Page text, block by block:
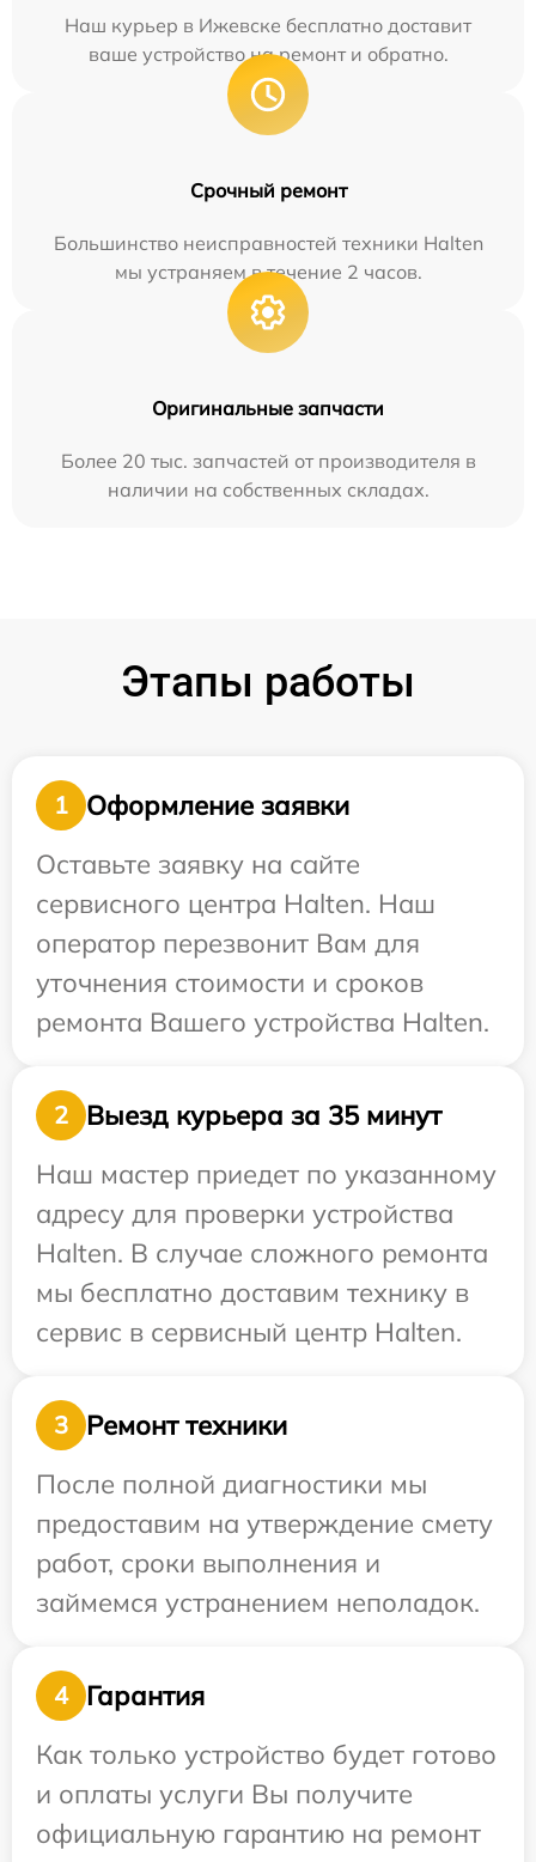
Наш курьер в Ижевске бесплатно доставит
ваше устройство на ремонт и обратно.
Срочный ремонт
Большинство неисправностей техники Halten
мы устраняем в течение 2 часов.
Оригинальные запчасти
Более 20 тыс. запчастей от производителя в
наличии на собственных складах.
Этапы работы
1
Оформление заявки
Оставьте заявку на сайте
сервисного центра Halten. Наш
оператор перезвонит Вам для
уточнения стоимости и сроков
ремонта Вашего устройства Halten.
2
Выезд курьера за 35 минут
Наш мастер приедет по указанному
адресу для проверки устройства
Halten. В случае сложного ремонта
мы бесплатно доставим технику в
сервис в сервисный центр Halten.
3
Ремонт техники
После полной диагностики мы
предоставим на утверждение смету
работ, сроки выполнения и
займемся устранением неполадок.
4
Гарантия
Как только устройство будет готово
и оплаты услуги Вы получите
официальную гарантию на ремонт